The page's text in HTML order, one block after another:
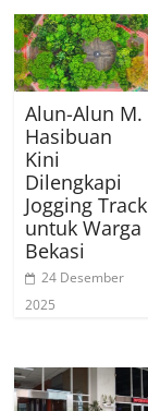
Alun-Alun M.
Hasibuan
Kini
Dilengkapi
Jogging Track
untuk Warga
Bekasi
24 Desember
2025